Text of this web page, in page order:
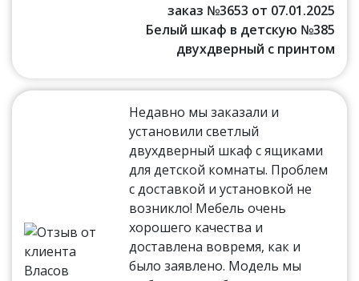
заказ №3653 от 07.01.2025
Белый шкаф в детскую №385
двухдверный с принтом
Недавно мы заказали и
установили светлый
двухдверный шкаф с ящиками
для детской комнаты. Проблем
с доставкой и установкой не
возникло! Мебель очень
хорошего качества и
доставлена вовремя, как и
было заявлено. Модель мы